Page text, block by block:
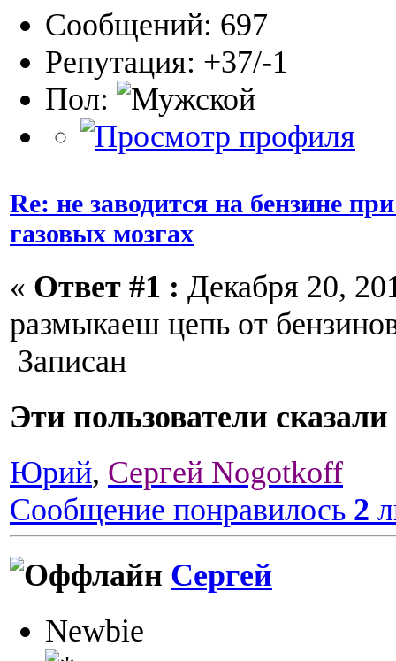
Сообщений: 697
Репутация: +37/-1
Пол:
Re: не заводится на бензине
газовых мозгах
« Ответ #1 : Декабря 20,
размыкаеш цепь от
Записан
Эти пользователи
Юрий, Сергей Nogotkoff
Сообщение понравилось 2
Сергей
Newbie